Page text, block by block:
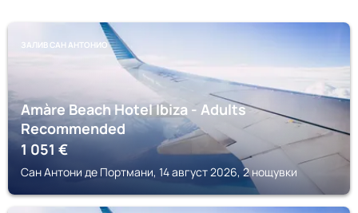
ЗАЛИВ САН АНТОНИО
Amàre Beach Hotel Ibiza - Adults
Recommended
1 051 €
Сан Антони де Портмани, 14 август 2026, 2 нощувки